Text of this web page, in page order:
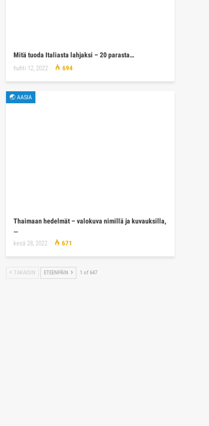
Mitä tuoda Italiasta lahjaksi – 20 parasta…
huhti 12, 2022 694
🌏 AASIA
Thaimaan hedelmät – valokuva nimillä ja kuvauksilla,
…
kesä 28, 2022 671
TAKAISIN ETEENPÄIN 1 of 647